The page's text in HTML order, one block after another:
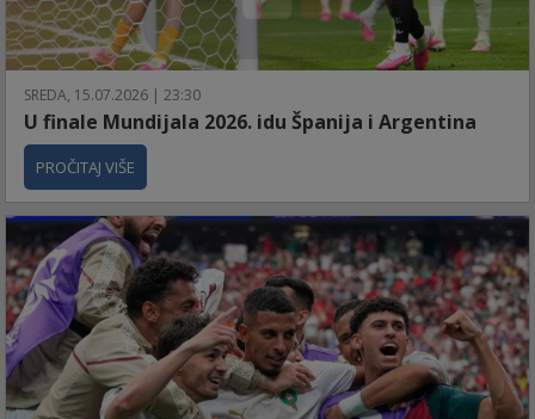
SREDA, 15.07.2026 | 23:30
U finale Mundijala 2026. idu Španija i Argentina
PROČITAJ VIŠE